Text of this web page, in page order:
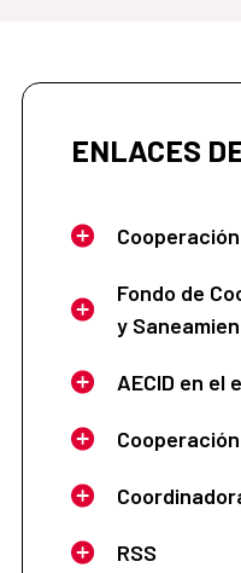
ENLACES
Fondo de
y
AECID en el
RSS